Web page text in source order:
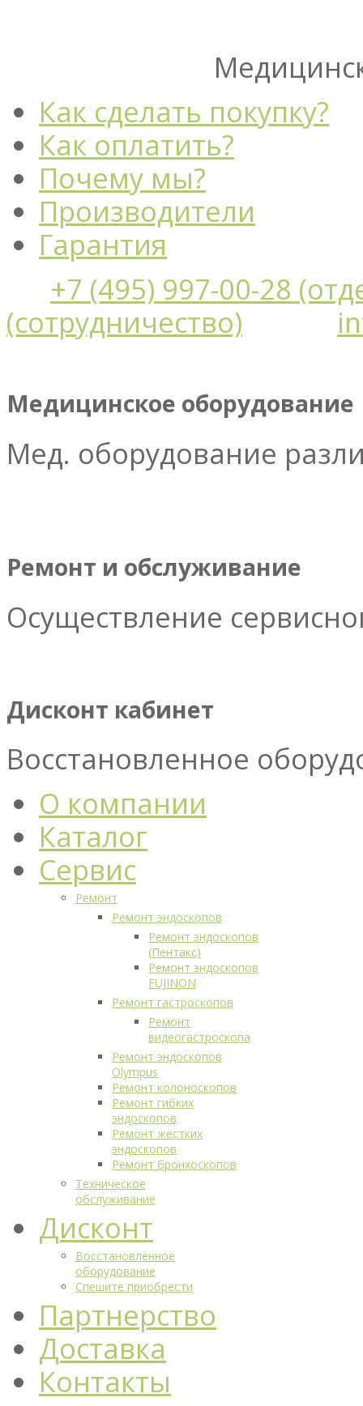
Как сделать покупку?
Как оплатить?
Почему мы?
Производители
Гарантия
+7 (495) 997-00-28
(сотрудничество)
Медицинское оборудование
Мед. оборудование
Ремонт и обслуживание
Осуществление
Дисконт кабинет
Восстановленное
О компании
Каталог
Сервис
Ремонт
Ремонт эндоскопов
Ремонт эндоскопов
(Пентакс)
Ремонт эндоскопов
FUJINON
Ремонт гастроскопов
Ремонт
видеогастроскопа
Ремонт эндоскопов
Olympus
Ремонт колоноскопов
Ремонт гибких
эндоскопов
Ремонт жестких
эндоскопов
Ремонт бронхоскопов
Техническое
обслуживание
Дисконт
Восстановленное
оборудование
Спешите приобрести
Партнерство
Доставка
Контакты